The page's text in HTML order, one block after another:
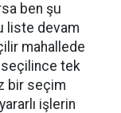
ben şu
liste devam
mahallede
seçilince tek
bir seçim
işlerin